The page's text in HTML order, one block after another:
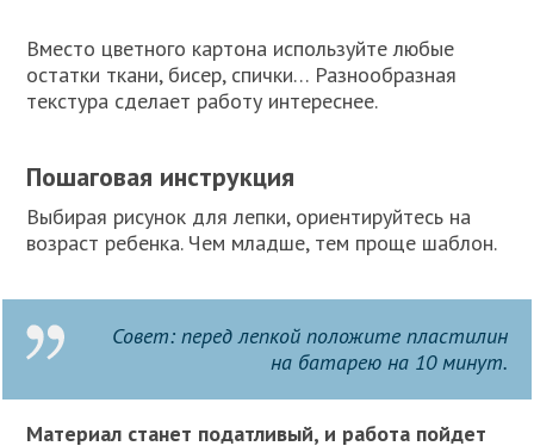
Вместо цветного картона используйте любые
остатки ткани, бисер, спички… Разнообразная
текстура сделает работу интереснее.
Пошаговая инструкция
Выбирая рисунок для лепки, ориентируйтесь на
возраст ребенка. Чем младше, тем проще шаблон.
Совет: перед лепкой положите пластилин
на батарею на 10 минут.
Материал станет податливый, и работа пойдет